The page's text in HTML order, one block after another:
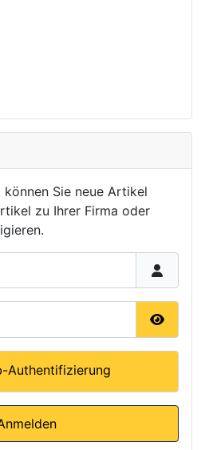
Sie neue Artikel
zu Ihrer Firma oder
Authentifizierung